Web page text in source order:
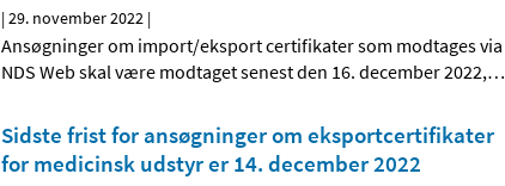
|29. november 2022 |
Ansøgninger om import/eksport certifikater som modtages via
NDS Web skal være modtaget senest den 16. december 2022,…
Sidste frist for ansøgninger om eksportcertifikater
for medicinsk udstyr er 14. december 2022